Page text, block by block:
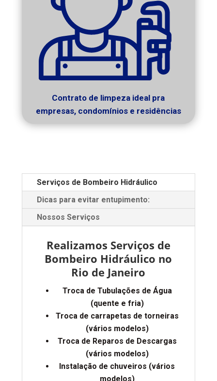
Contrato de limpeza ideal pra
empresas, condomínios e residências
Serviços de Bombeiro Hidráulico
Dicas para evitar entupimento:
Nossos Serviços
Realizamos Serviços de
Bombeiro Hidráulico no
Rio de Janeiro
Troca de Tubulações de Água
(quente e fria)
Troca de carrapetas de torneiras
(vários modelos)
Troca de Reparos de Descargas
(vários modelos)
Instalação de chuveiros (vários
modelos)